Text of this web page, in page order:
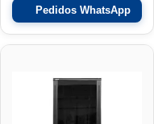
Pedidos WhatsApp